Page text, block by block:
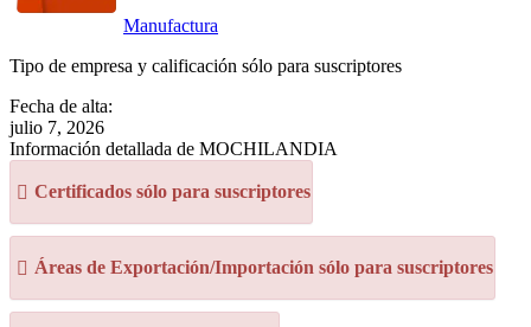
Manufactura
Tipo de empresa y calificación sólo para suscriptores
Fecha de alta:
julio 7, 2026
Información detallada de MOCHILANDIA
Certificados sólo para suscriptores
Áreas de Exportación/Importación sólo para suscriptores